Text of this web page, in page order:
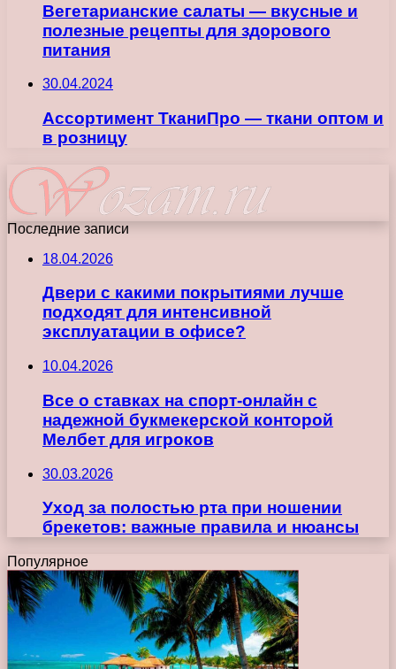
Вегетарианские салаты — вкусные и
полезные рецепты для здорового
питания
30.04.2024
Ассортимент ТканиПро — ткани оптом и
в розницу
Последние записи
18.04.2026
Двери с какими покрытиями лучше
подходят для интенсивной
эксплуатации в офисе?
10.04.2026
Все о ставках на спорт-онлайн с
надежной букмекерской конторой
Мелбет для игроков
30.03.2026
Уход за полостью рта при ношении
брекетов: важные правила и нюансы
Популярное